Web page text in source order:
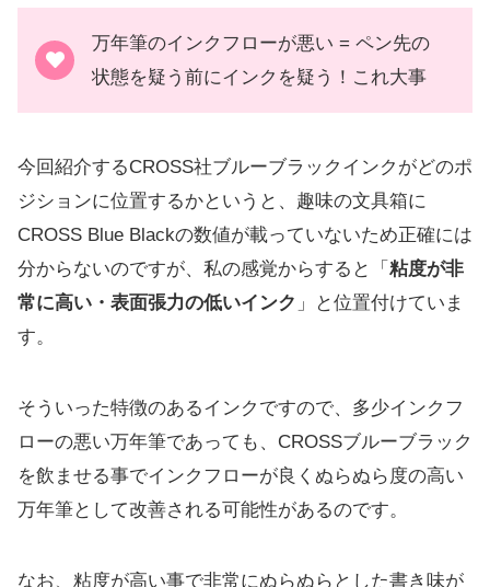
万年筆のインクフローが悪い = ペン先の
状態を疑う前にインクを疑う！これ大事
今回紹介するCROSS社ブルーブラックインクがどのポ
ジションに位置するかというと、趣味の文具箱に
CROSS Blue Blackの数値が載っていないため正確には
分からないのですが、私の感覚からすると「 粘度が非
常に高い・表面張力の低いインク 」と位置付けていま
す。
そういった特徴のあるインクですので、多少インクフ
ローの悪い万年筆であっても、CROSSブルーブラック
を飲ませる事でインクフローが良くぬらぬら度の高い
万年筆として改善される可能性があるのです。
なお、粘度が高い事で非常にぬらぬらとした書き味が